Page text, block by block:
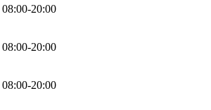
08:00-20:00
08:00-20:00
08:00-20:00